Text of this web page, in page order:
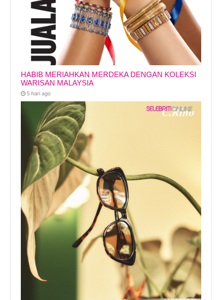
HABIB MERIAHKAN MERDEKA DENGAN KOLEKSI
WARISAN MALAYSIA
5 hari ago